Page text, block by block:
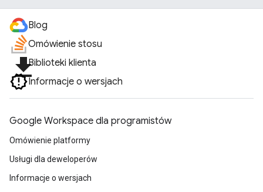
Blog
Omówienie stosu
file_downloadBiblioteki klienta
Informacje o wersjach
Google Workspace dla programistów
Omówienie platformy
Usługi dla deweloperów
Informacje o wersjach